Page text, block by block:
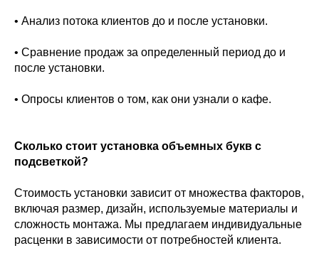
• Анализ потока клиентов до и после установки.
• Сравнение продаж за определенный период до и
после установки.
• Опросы клиентов о том, как они узнали о кафе.
Сколько стоит установка объемных букв с
подсветкой?
Стоимость установки зависит от множества факторов,
включая размер, дизайн, используемые материалы и
сложность монтажа. Мы предлагаем индивидуальные
расценки в зависимости от потребностей клиента.